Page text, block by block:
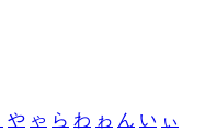
や ゃ ら わ ゎ ん い ぃ